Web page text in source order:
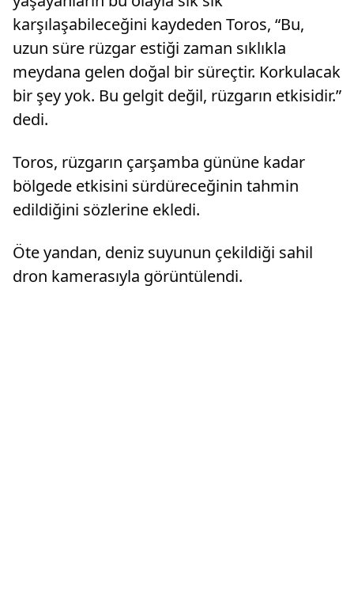
karşılaşabileceğini kaydeden Toros, “Bu,
uzun süre rüzgar estiği zaman sıklıkla
meydana gelen doğal bir süreçtir. Korkulacak
bir şey yok. Bu gelgit değil, rüzgarın etkisidir.”
dedi.
Toros, rüzgarın çarşamba gününe kadar
bölgede etkisini sürdüreceğinin tahmin
edildiğini sözlerine ekledi.
Öte yandan, deniz suyunun çekildiği sahil
dron kamerasıyla görüntülendi.